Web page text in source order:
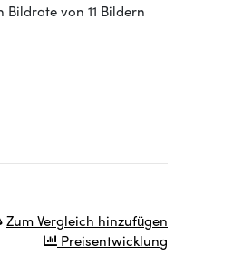
von 11 Bildern
Zum Vergleich hinzufügen
Preisentwicklung